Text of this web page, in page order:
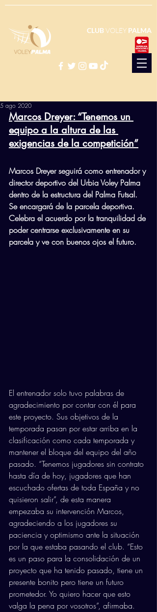
CLUBVOLEY PALMA
5 ago 2020
Marcos Dreyer: “Tenemos un
equipo a la altura de las
exigencias de la competición”
Marcos Dreyer seguirá como entrenador y
director deportivo del Urbia Voley Palma
dentro de la estructura del Palma Futsal.
Se encargará de la parcela deportiva.
Celebra el acuerdo por la tranquilidad de
poder centrarse exclusivamente en su
parcela y ve con buenos ojos el futuro.
El entrenador solo tuvo palabras de
agradecimiento por contar con él para
este proyecto. Sus objetivos de la
temporada pasan por estar arriba en la
clasificación como cada temporada y
mantener el bloque del equipo del año
pasado. “Tenemos jugadores sin contrato
hasta día de hoy, jugadores que han
escuchado ofertas de toda España y no
quisieron salir”, de esta manera
empezaba su intervención Marcos,
agradeciendo a los jugadores su
paciencia y optimismo ante la situación
por la que estaba pasando el club. “Esto
es un paso para la consolidación de un
proyecto que ha tenido pasado, tiene un
presente bonito pero tiene un futuro
prometedor. Yo quiero hacer que esto
valga la pena por vosotros”, afirmaba.